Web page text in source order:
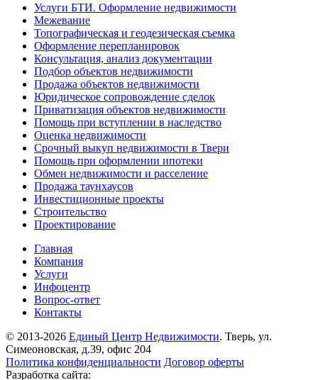
Услуги БТИ. Оформление недвижимости
Межевание
Топографическая и геодезическая съемка
Оформление перепланировок
Консультация, анализ документации
Подбор объектов недвижимости
Продажа объектов недвижимости
Юридическое сопровождение сделок
Приватизация объектов недвижимости
Помощь при вступлении в наследство
Оценка недвижимости
Срочный выкуп недвижимости в Твери
Помощь при оформлении ипотеки
Обмен недвижимости и расселение
Продажа таунхаусов
Инвестиционные проекты
Строительство
Проектирование
Главная
Компания
Услуги
Инфоцентр
Вопрос-ответ
Контакты
© 2013-2026 Единый Центр Недвижимости. Тверь, ул.
Симеоновская, д.39, офис 204
Политика конфиденциальности Договор оферты
Разработка сайта: